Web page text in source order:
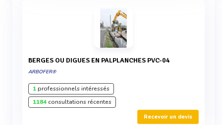
BERGES OU DIGUES EN PALPLANCHES PVC-04
ARBOFER®
1professionnels intéressés
1184consultations récentes
Recevoir un devis